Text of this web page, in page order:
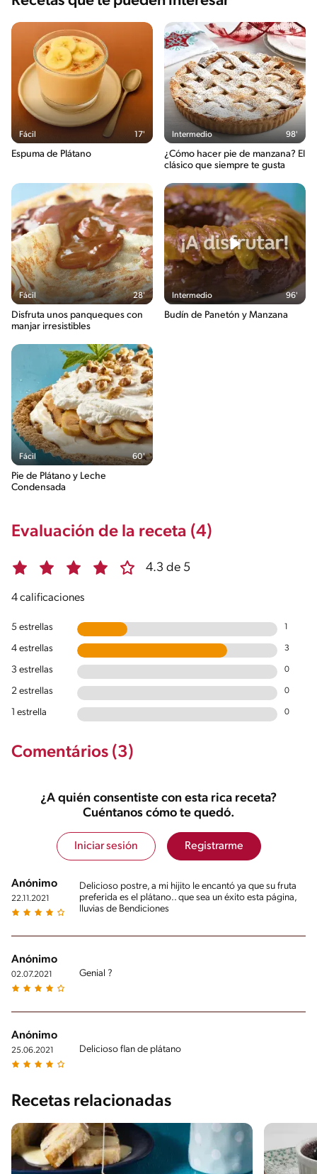
Fácil 17'
Espuma de Plátano
Intermedio 98'
¿Cómo hacer pie de manzana? El
clásico que siempre te gusta
Fácil 28'
Disfruta unos panqueques con
manjar irresistibles
Intermedio 96'
Budín de Panetón y Manzana
Fácil 60'
Pie de Plátano y Leche
Condensada
Evaluación de la receta (4)
4.3 de 5
4 calificaciones
5 estrellas 1
4 estrellas 3
3 estrellas 0
2 estrellas 0
1 estrella 0
Comentários (3)
¿A quién consentiste con esta rica receta?
Cuéntanos cómo te quedó.
Iniciar sesión Registrarme
Anónimo
22.11.2021
Delicioso postre, a mi hijito le encantó ya que su fruta
preferida es el plátano.. que sea un éxito esta página,
lluvias de Bendiciones
Anónimo
02.07.2021 Genial ?
Anónimo
25.06.2021 Delicioso flan de plátano
Recetas relacionadas